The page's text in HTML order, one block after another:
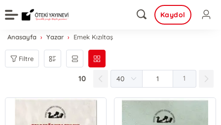
Kaydol
Anasayfa Yazar Emek Kızıltaş
Filtre
10 1